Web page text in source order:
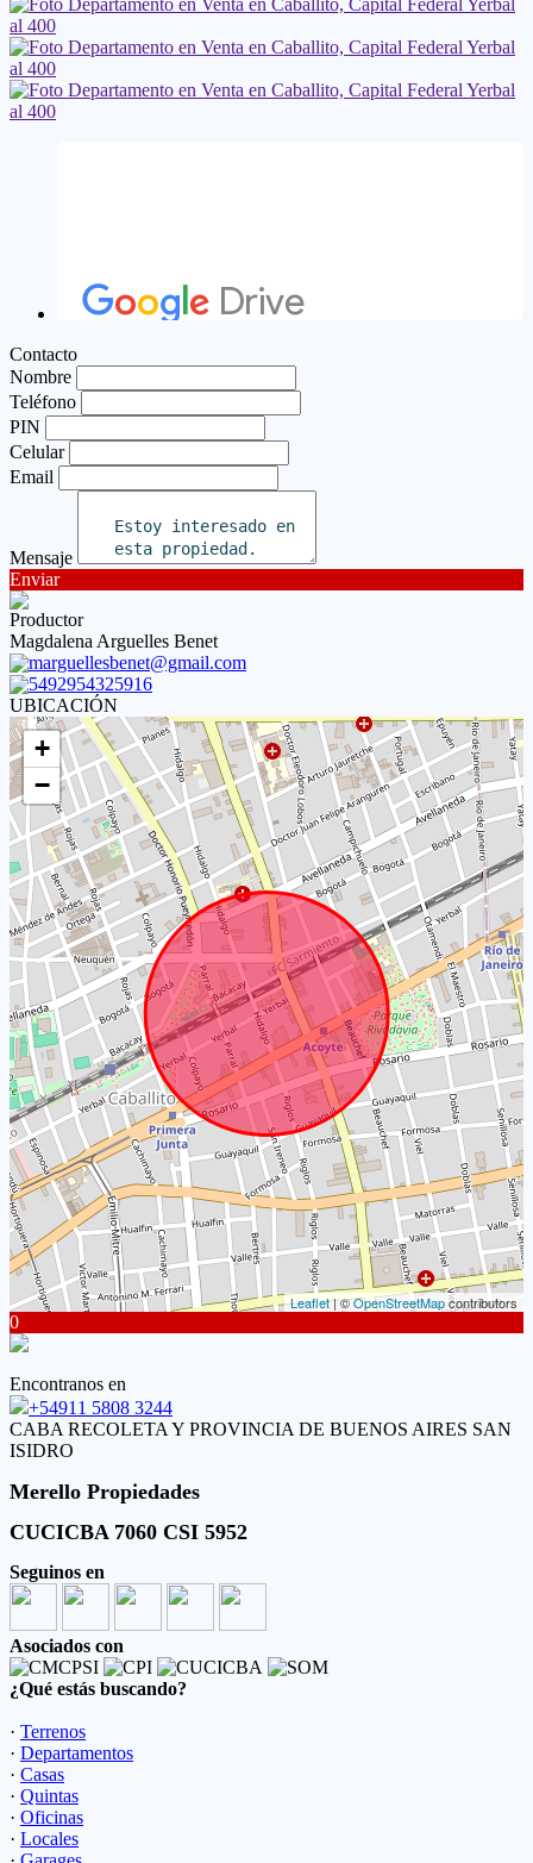
Contacto
Nombre
Teléfono
PIN
Celular
Email
Mensaje
Enviar
Productor
Magdalena Arguelles Benet
marguellesbenet@gmail.com
5492954325916
UBICACIÓN
+
−
Leaflet| ©OpenStreetMapcontributors
0
Encontranos en
+54911 5808 3244
CABA RECOLETA Y PROVINCIA DE BUENOS AIRES SAN
ISIDRO
Merello Propiedades
CUCICBA 7060 CSI 5952
Seguinos en
Asociados con
¿Qué estás buscando?
· Terrenos
· Departamentos
· Casas
· Quintas
· Oficinas
· Locales